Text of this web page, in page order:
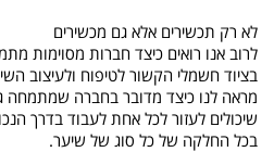
לא רק תכשירים אלא גם מכשירים
לרוב אנו רואים כיצד חברות מסוימות
בציוד חשמלי הקשור לטיפוח ולעיצוב
מראה לנו כיצד מדובר בחברה שמתמחה
שיכולים לעזור לכל אחת לעבוד בדרך
בכל החלקה של כל סוג של שיער.